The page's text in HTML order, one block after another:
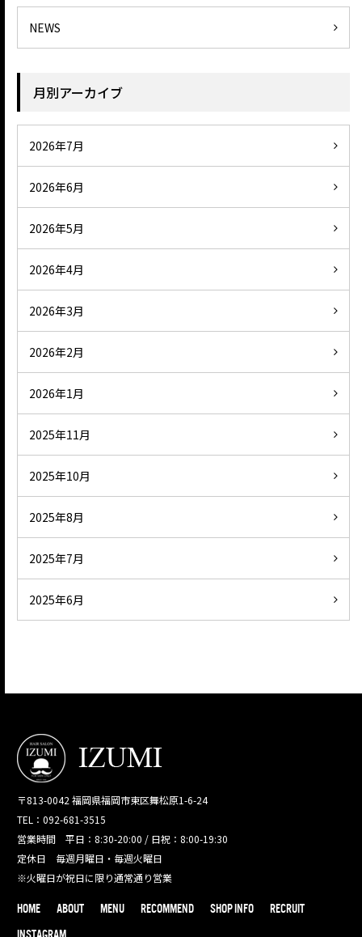
NEWS
月別アーカイブ
2026年7月
2026年6月
2026年5月
2026年4月
2026年3月
2026年2月
2026年1月
2025年11月
2025年10月
2025年8月
2025年7月
2025年6月
〒813-0042 福岡県福岡市東区舞松原1-6-24
TEL：092-681-3515
営業時間 平日：8:30-20:00 / 日祝：8:00-19:30
定休日 毎週月曜日・毎週火曜日
※火曜日が祝日に限り通常通り営業
HOME ABOUT MENU RECOMMEND SHOP INFO
RECRUIT